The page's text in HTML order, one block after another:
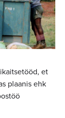
et
plaanis ehk